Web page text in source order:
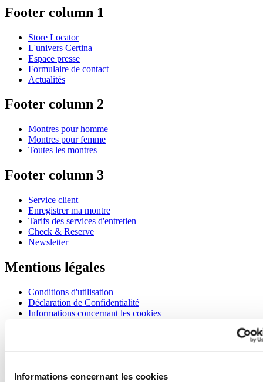
Informations concernant les cookies
Footer column 1
Store Locator
L'univers Certina
Espace presse
Formulaire de contact
Actualités
Footer column 2
Montres pour homme
Montres pour femme
Toutes les montres
Footer column 3
Service client
Enregistrer ma montre
Tarifs des services d'entretien
Check & Reserve
Newsletter
Mentions légales
Conditions d'utilisation
Déclaration de Confidentialité
Informations concernant les cookies
Rejoignez le club CERTINA
S'inscrire